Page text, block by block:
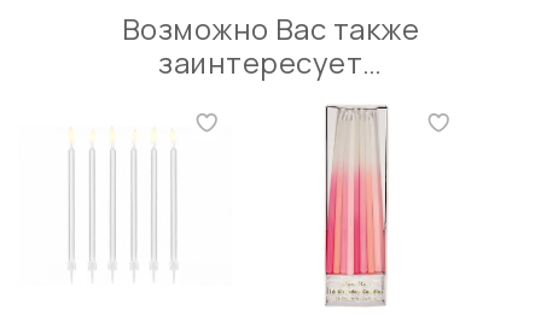
Возможно Вас также
заинтересует…